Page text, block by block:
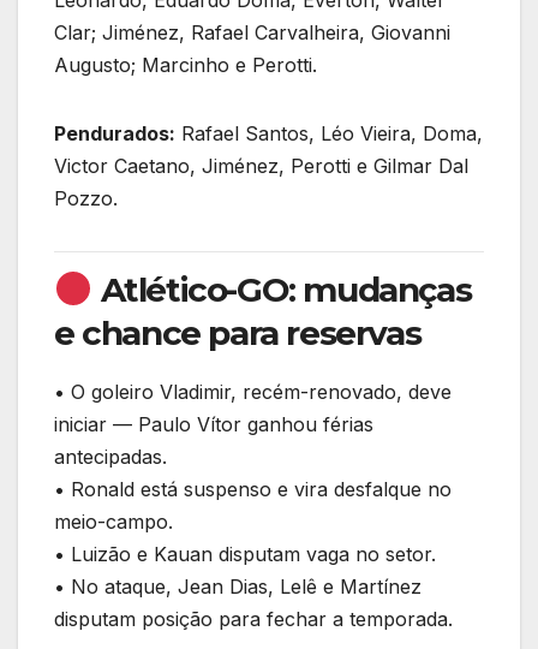
Clar; Jiménez, Rafael Carvalheira, Giovanni
Augusto; Marcinho e Perotti.
Pendurados: Rafael Santos, Léo Vieira, Doma,
Victor Caetano, Jiménez, Perotti e Gilmar Dal
Pozzo.
Atlético-GO: mudanças
e chance para reservas
• O goleiro Vladimir, recém-renovado, deve
iniciar — Paulo Vítor ganhou férias
antecipadas.
• Ronald está suspenso e vira desfalque no
meio-campo.
• Luizão e Kauan disputam vaga no setor.
• No ataque, Jean Dias, Lelê e Martínez
disputam posição para fechar a temporada.